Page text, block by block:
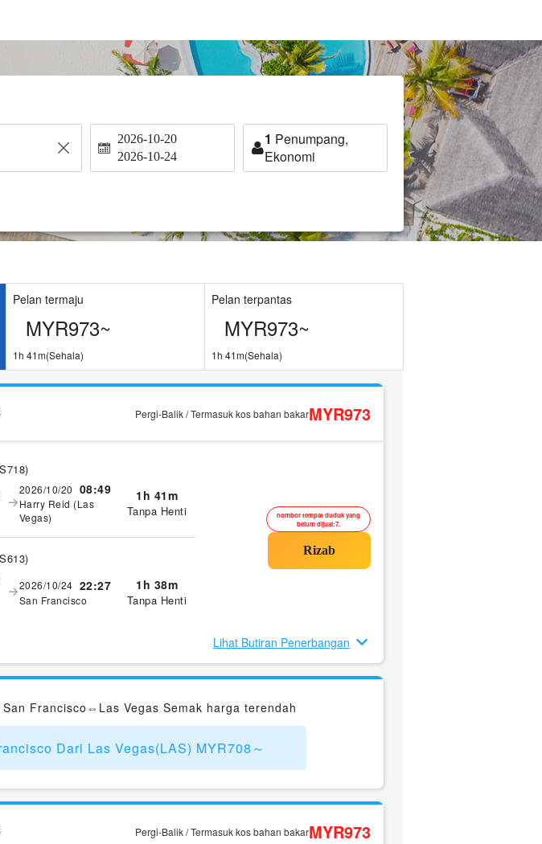
2026-10-20
2026-10-24
1 Penumpang,
Ekonomi
Pelan termaju
MYR973~
1h 41m(Sehala)
Pelan terpantas
MYR973~
1h 41m(Sehala)
Pergi-Balik / Termasuk kos bahan bakarMYR973
)
2026/10/20 08:49
Harry Reid (Las
Vegas)
1h 41m
Tanpa Henti
)
2026/10/24 22:27
San Francisco
1h 38m
Tanpa Henti
nombor tempat duduk yang
belum dijual:7.
Lihat Butiran Penerbangan
Francisco⇔Las Vegas Semak harga terendah
Dari Las Vegas(LAS) MYR708～
Pergi-Balik / Termasuk kos bahan bakarMYR973